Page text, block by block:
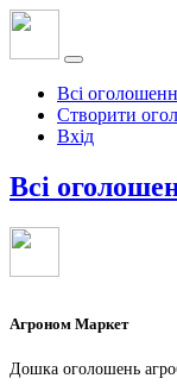
Всі
Створити
Вхід
Всі
Агроном Маркет
Дошка оголошень